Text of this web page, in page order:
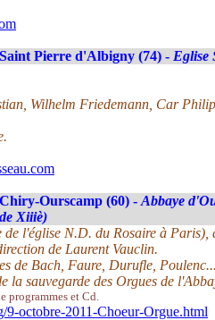
Saint Pierre d'Albigny (74) - Eglise
Wilhelm Friedemann, Car
Chiry-Ourscamp (60) - Abbaye
de Xiiiè)
l'église N.D. du Rosaire à Paris),
de Laurent Vauclin.
de Bach, Faure, Durufle,
la sauvegarde des Orgues de
programmes et Cd.
9-octobre-2011-Choeur-Orgue.html